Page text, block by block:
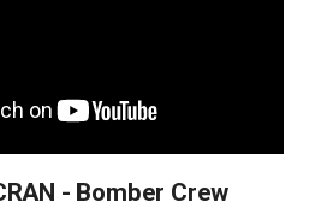
- Bomber Crew